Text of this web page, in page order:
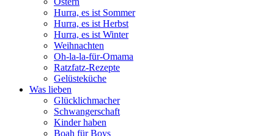
Hurra, es ist Sommer
Hurra, es ist Herbst
Hurra, es ist Winter
Weihnachten
Oh-la-la-für-Omama
Ratzfatz-Rezepte
Gelüsteküche
Was lieben
Glücklichmacher
Schwangerschaft
Kinder haben
Boah für Boys